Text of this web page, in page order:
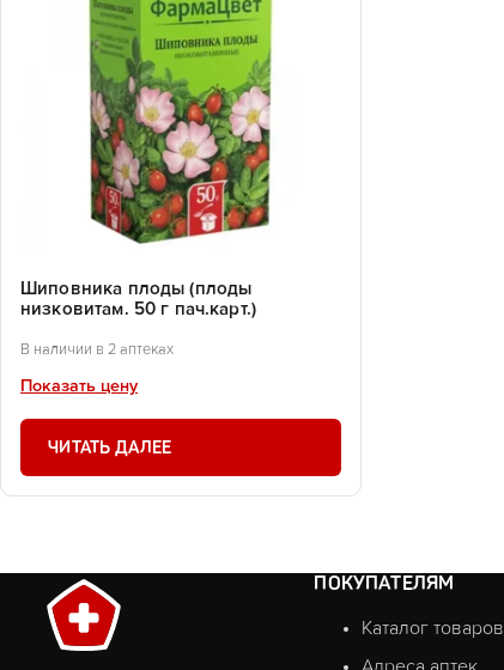
Шиповника плоды (плоды
низковитам. 50 г пач.карт.)
В наличии в 2 аптеках
Показать цену
ЧИТАТЬ ДАЛЕЕ
ПОКУПАТЕЛЯМ
Каталог товаров
Адреса аптек